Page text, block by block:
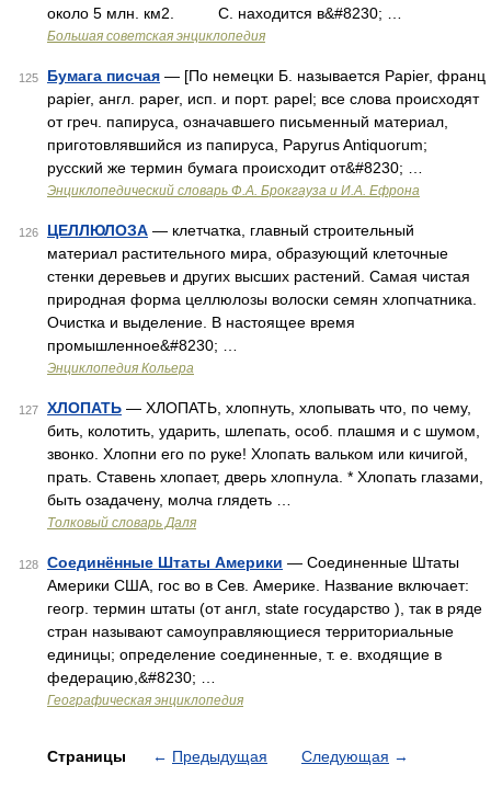
около 5 млн. км2. С. находится в&#8230; …
Большая советская энциклопедия
125 Бумага писчая — [По немецки Б. называется Papier, франц
papier, англ. paper, исп. и порт. papel; все слова происходят
от греч. папируса, означавшего письменный материал,
приготовлявшийся из папируса, Papyrus Antiquorum;
русский же термин бумага происходит от&#8230; …
Энциклопедический словарь Ф.А. Брокгауза и И.А. Ефрона
126 ЦЕЛЛЮЛОЗА — клетчатка, главный строительный
материал растительного мира, образующий клеточные
стенки деревьев и других высших растений. Самая чистая
природная форма целлюлозы волоски семян хлопчатника.
Очистка и выделение. В настоящее время
промышленное&#8230; …
Энциклопедия Кольера
127 ХЛОПАТЬ — ХЛОПАТЬ, хлопнуть, хлопывать что, по чему,
бить, колотить, ударить, шлепать, особ. плашмя и с шумом,
звонко. Хлопни его по руке! Хлопать вальком или кичигой,
прать. Ставень хлопает, дверь хлопнула. * Хлопать глазами,
быть озадачену, молча глядеть …
Толковый словарь Даля
128 Соединённые Штаты Америки — Соединенные Штаты
Америки США, гос во в Сев. Америке. Название включает:
геогр. термин штаты (от англ, state государство ), так в ряде
стран называют самоуправляющиеся территориальные
единицы; определение соединенные, т. е. входящие в
федерацию,&#8230; …
Географическая энциклопедия
Страницы ← Предыдущая Следующая →